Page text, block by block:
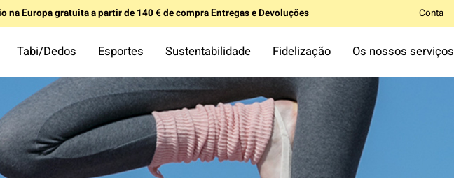
na Europa gratuita a partir de 140 € de compraEntregas e Devoluções Conta
Tabi/Dedos Esportes Sustentabilidade Fidelização Os nossos serviços